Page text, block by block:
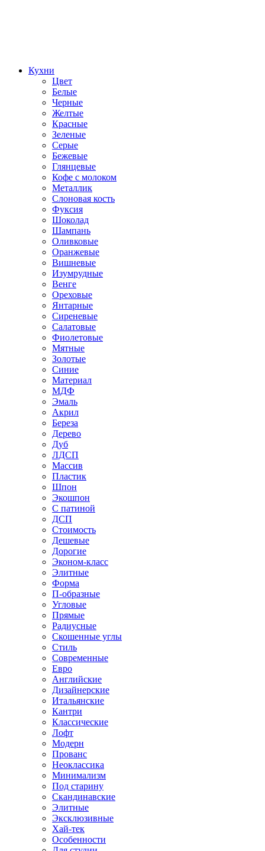
Кухни
Цвет
Белые
Черные
Желтые
Красные
Зеленые
Серые
Бежевые
Глянцевые
Кофе с молоком
Металлик
Слоновая кость
Фуксия
Шоколад
Шампань
Оливковые
Оранжевые
Вишневые
Изумрудные
Венге
Ореховые
Янтарные
Сиреневые
Салатовые
Фиолетовые
Мятные
Золотые
Синие
Материал
МДФ
Эмаль
Акрил
Береза
Дерево
Дуб
ЛДСП
Массив
Пластик
Шпон
Экошпон
С патиной
ДСП
Стоимость
Дешевые
Дорогие
Эконом-класс
Элитные
Форма
П-образные
Угловые
Прямые
Радиусные
Скошенные углы
Стиль
Современные
Евро
Английские
Дизайнерские
Итальянские
Кантри
Классические
Лофт
Модерн
Прованс
Неоклассика
Минимализм
Под старину
Скандинавские
Элитные
Эксклюзивные
Хай-тек
Особенности